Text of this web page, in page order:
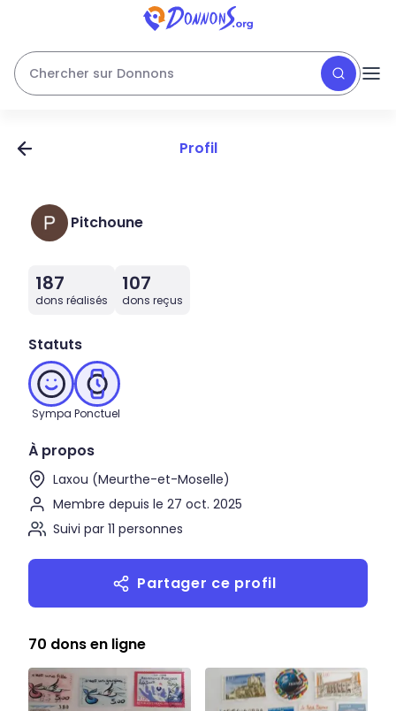
Chercher sur Donnons
Profil
Pitchoune
187
dons réalisés
107
dons reçus
Statuts
Sympa Ponctuel
À propos
Laxou (Meurthe-et-Moselle)
Membre depuis le 27 oct. 2025
Suivi par 11 personnes
Partager ce profil
70 dons en ligne